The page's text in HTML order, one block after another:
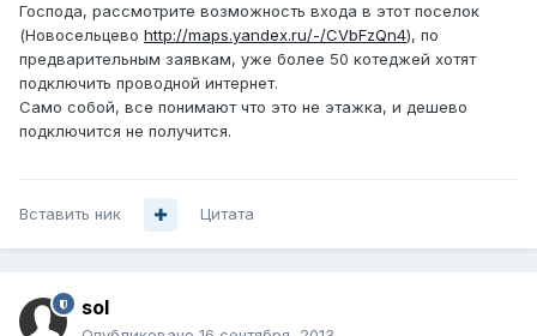
Господа, рассмотрите возможность входа в этот поселок
(Новосельцево http://maps.yandex.ru/-/CVbFzQn4), по
предварительным заявкам, уже более 50 котеджей хотят
подключить проводной интернет.
Само собой, все понимают что это не этажка, и дешево
подключится не получится.
Вставить ник Цитата
sol